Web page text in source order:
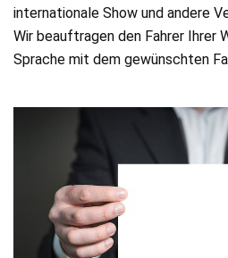
Kontakt
AGB
internationale Show und andere
Wir beauftragen den Fahrer Ihrer
Sprache mit dem gewünschten